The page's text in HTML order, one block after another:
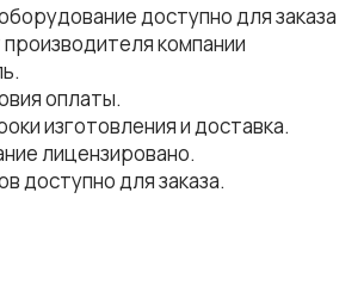
доступно для заказа
производителя компании
оплаты.
изготовления и доставка.
лицензировано.
доступно для заказа.